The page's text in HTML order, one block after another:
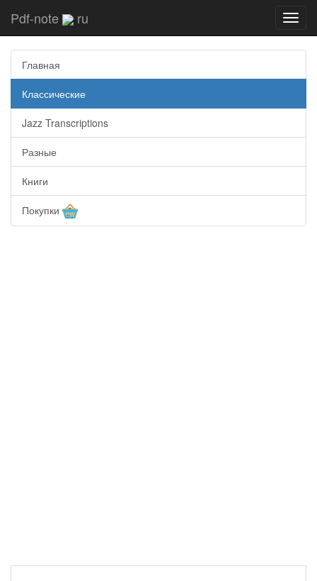
Pdf-note ru
Главная
Классические
Jazz Transcriptions
Разные
Книги
Покупки